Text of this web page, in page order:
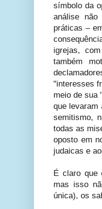
símbolo da
análise
práticas –
igrejas,
também
"interesses
meio de sua
que levaram
semitismo,
todas as
oposto em
judaicas e
É claro que
mas isso
única), os